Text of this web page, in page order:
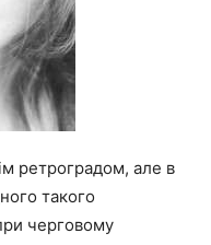
ретроградом, але в
такого
черговому